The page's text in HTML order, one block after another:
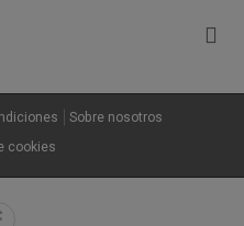
Sobre nosotros
cookies